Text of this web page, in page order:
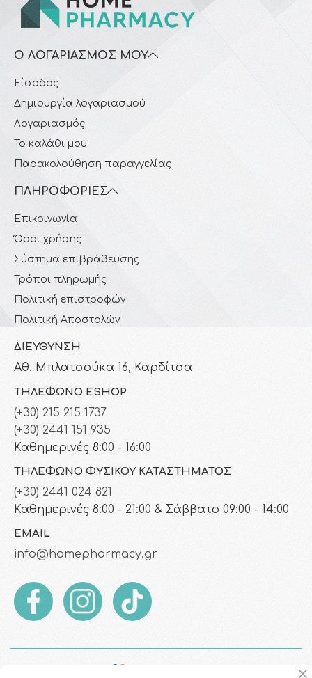
Ο ΛΟΓΑΡΙΑΣΜΌΣ ΜΟΥ
Είσοδος
Δημιουργία λογαριασμού
Λογαριασμός
Το καλάθι μου
Παρακολούθηση παραγγελίας
ΠΛΗΡΟΦΟΡΊΕΣ
Επικοινωνία
Όροι χρήσης
Σύστημα επιβράβευσης
Τρόποι πληρωμής
Πολιτική επιστροφών
Πολιτική Αποστολών
ΔΙΕΎΘΥΝΣΗ
Αθ. Μπλατσούκα 16, Καρδίτσα
ΤΗΛΈΦΩΝΟ ESHOP
(+30) 215 215 1737
(+30) 2441 151 935
Καθημερινές 8:00 - 16:00
ΤΗΛΈΦΩΝΟ ΦΥΣΙΚΟΎ ΚΑΤΑΣΤΉΜΑΤΟΣ
(+30) 2441 024 821
Καθημερινές 8:00 - 21:00 & Σάββατο 09:00 - 14:00
EMAIL
info@homepharmacy.gr